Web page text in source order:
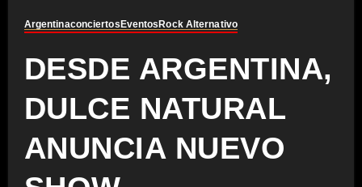
ArgentinaconciertosEventosRock Alternativo
DESDE ARGENTINA,
DULCE NATURAL
ANUNCIA NUEVO